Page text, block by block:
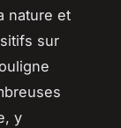
nature et
sur
y